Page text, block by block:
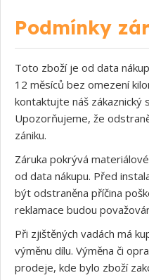
Podmínky
Toto zboží je od data
12 měsíců bez omezení
kontaktujte náš zákaznický
Upozorňujeme, že
zániku.
Záruka pokrývá
od data nákupu. Před
být odstraněna příčina
reklamace budou
Při zjištěných vadách má
výměnu dílu. Výměna či
prodeje, kde bylo zboží